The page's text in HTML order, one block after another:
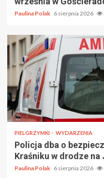
Paulina Polak 6 sierpnia 2026
PIELGRZYMKI WYDARZENIA
Policja dba o
Kraśniku w drodze na
Paulina Polak 6 sierpnia 2026